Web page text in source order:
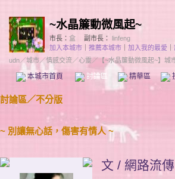
~水晶簾動微風起~
市長： 盒 副市長： linfeng
加入本城市
推薦本城市 加入我的最愛
udn／城市／情感交流／心靈 ／ 【~水晶簾動微風起~】城
本城市首頁 討論區 精華區
討論區／不分版
~ 別讓無心話，傷害有情人 ~
文 / 網路流傳